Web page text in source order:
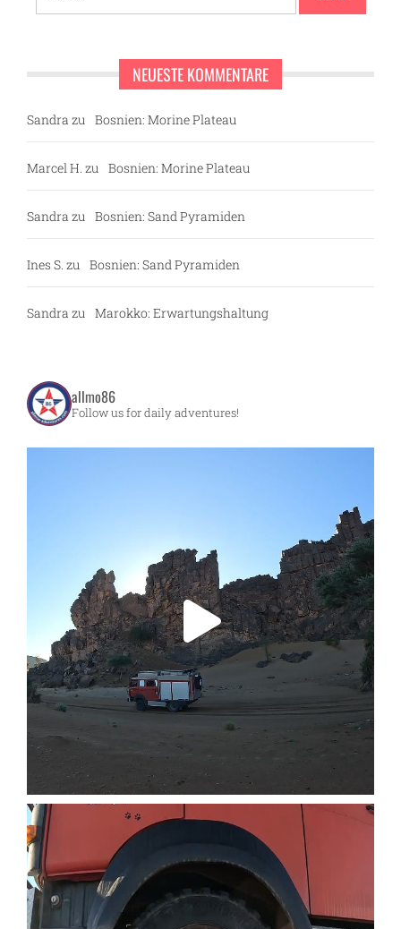
nach:
NEUESTE KOMMENTARE
Sandra zu Bosnien: Morine Plateau
Marcel H. zu Bosnien: Morine Plateau
Sandra zu Bosnien: Sand Pyramiden
Ines S. zu Bosnien: Sand Pyramiden
Sandra zu Marokko: Erwartungshaltung
allmo86
Follow us for daily adventures!